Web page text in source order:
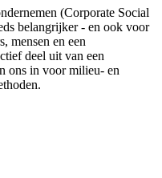
(Corporate Social
belangrijker - en ook voor
mensen en een
deel uit van een
ons in voor milieu- en